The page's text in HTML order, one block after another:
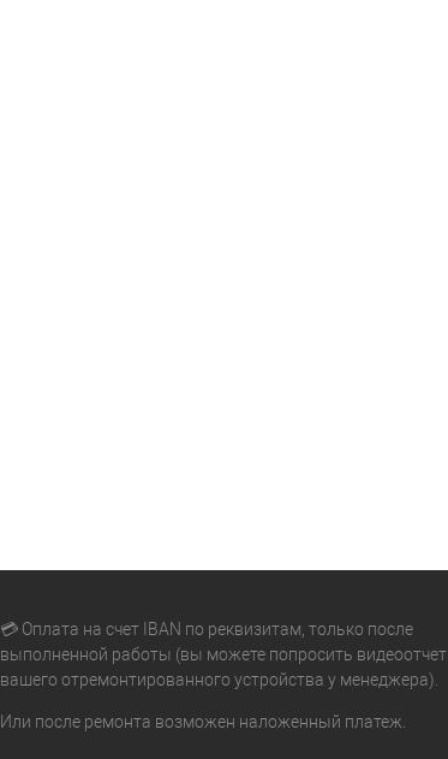
💳 Оплата на счет IBAN по реквизитам, только после
выполненной работы (вы можете попросить видеоотчет
вашего отремонтированного устройства у менеджера).
Или после ремонта возможен наложенный платеж.